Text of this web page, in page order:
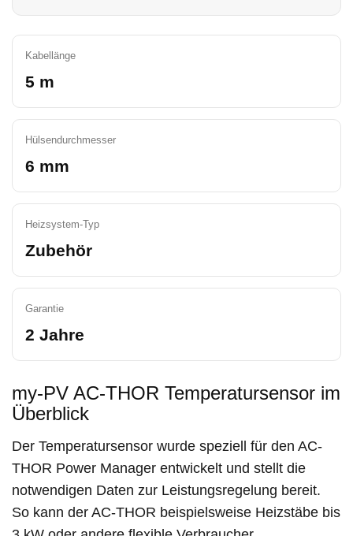
Kabellänge
5 m
Hülsendurchmesser
6 mm
Heizsystem-Typ
Zubehör
Garantie
2 Jahre
my-PV AC-THOR Temperatursensor im
Überblick
Der Temperatursensor wurde speziell für den AC-
THOR Power Manager entwickelt und stellt die
notwendigen Daten zur Leistungsregelung bereit.
So kann der AC-THOR beispielsweise Heizstäbe bis